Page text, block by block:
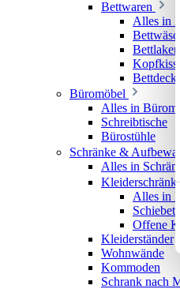
Bettwaren
Alles in
Büromöbel
Alles in
Schreibtische
Bürostühle
Schränke &
Alles in
Alles in
Offene
Kleiderständer
Wohnwände
Kommoden
Schrank nach